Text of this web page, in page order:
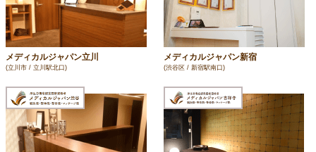
メディカルジャパン立川
(立川市 / 立川駅北口)
メディカルジャパン新宿
(渋谷区 / 新宿駅南口)